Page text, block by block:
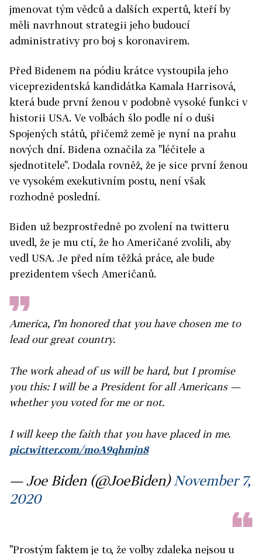
jmenovat tým vědců a dalších expertů, kteří by
měli navrhnout strategii jeho budoucí
administrativy pro boj s koronavirem.
Před Bidenem na pódiu krátce vystoupila jeho
viceprezidentská kandidátka Kamala Harrisová,
která bude první ženou v podobně vysoké funkci v
historii USA. Ve volbách šlo podle ní o duši
Spojených států, přičemž země je nyní na prahu
nových dní. Bidena označila za "léčitele a
sjednotitele". Dodala rovněž, že je sice první ženou
ve vysokém exekutivním postu, není však
rozhodně poslední.
Biden už bezprostředně po zvolení na twitteru
uvedl, že je mu ctí, že ho Američané zvolili, aby
vedl USA. Je před ním těžká práce, ale bude
prezidentem všech Američanů.
America, I’m honored that you have chosen me to
lead our great country.
The work ahead of us will be hard, but I promise
you this: I will be a President for all Americans —
whether you voted for me or not.
I will keep the faith that you have placed in me.
pic.twitter.com/moA9qhmjn8
— Joe Biden (@JoeBiden) November 7,
2020
"Prostým faktem je to, že volby zdaleka nejsou u